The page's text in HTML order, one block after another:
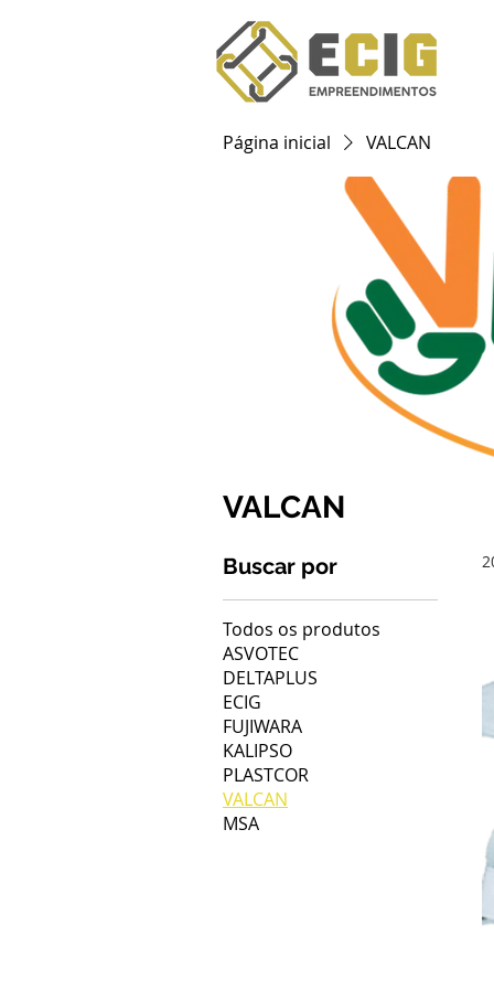
Página inicial VALCAN
VALCAN
Buscar por
Todos os produtos
ASVOTEC
DELTAPLUS
ECIG
FUJIWARA
KALIPSO
PLASTCOR
VALCAN
MSA